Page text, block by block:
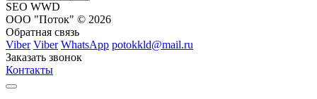
SEO WWD
ООО "Поток" © 2026
Обратная связь
Viber Viber WhatsApp potokkld@mail.ru
Заказать звонок
Контакты